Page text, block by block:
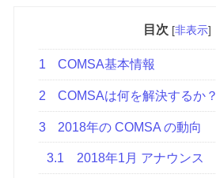
目次 [非表示]
1 COMSA基本情報
2 COMSAは何を解決するか？
3 2018年の COMSA の動向
3.1 2018年1月 アナウンス